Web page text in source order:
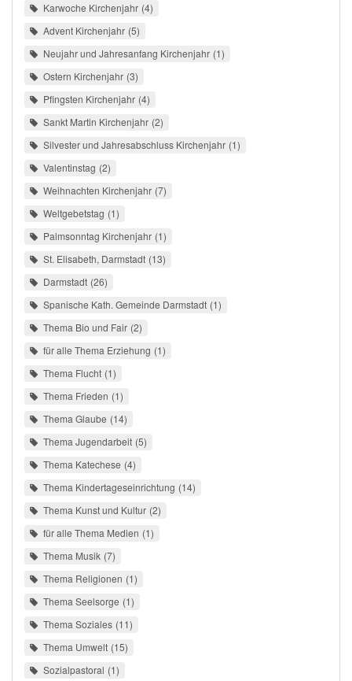
Karwoche Kirchenjahr 4
Advent Kirchenjahr 5
Neujahr und Jahresanfang Kirchenjahr 1
Ostern Kirchenjahr 3
Pfingsten Kirchenjahr 4
Sankt Martin Kirchenjahr 2
Silvester und Jahresabschluss Kirchenjahr 1
Valentinstag 2
Weihnachten Kirchenjahr 7
Weltgebetstag 1
Palmsonntag Kirchenjahr 1
St. Elisabeth, Darmstadt 13
Darmstadt 26
Spanische Kath. Gemeinde Darmstadt 1
Thema Bio und Fair 2
für alle Thema Erziehung 1
Thema Flucht 1
Thema Frieden 1
Thema Glaube 14
Thema Jugendarbeit 5
Thema Katechese 4
Thema Kindertageseinrichtung 14
Thema Kunst und Kultur 2
für alle Thema Medien 1
Thema Musik 7
Thema Religionen 1
Thema Seelsorge 1
Thema Soziales 11
Thema Umwelt 15
Sozialpastoral 1